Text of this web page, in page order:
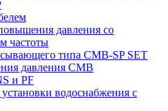
давления со
частоты
типа CMB-SP SET
давления CMB
и PF
водоснабжения с